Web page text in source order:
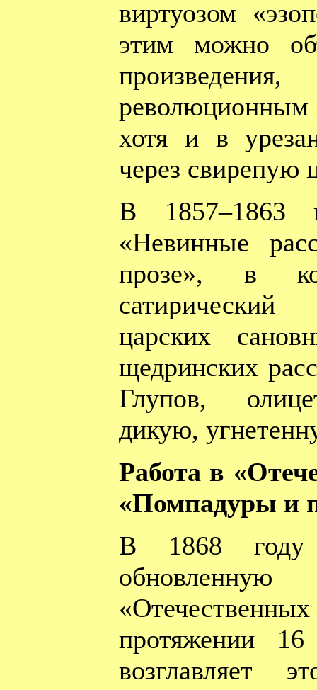
виртуозом
этим можно
хотя и в
через свирепую
В 1857–1863
«Невинные
прозе», в
царских
щедринских
Глупов,
дикую,
Работа в
«Помпадуры и
В 1868 году
протяжении
возглавляет